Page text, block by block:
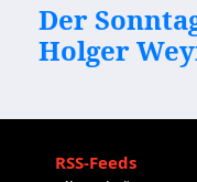
Der
Holger
RSS-Feeds